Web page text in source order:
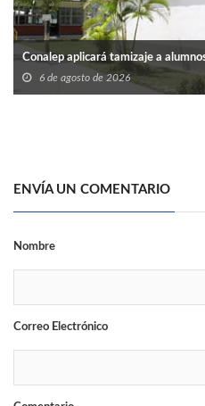
Conalep aplicará tamizaje a
6 de agosto de 2026
ENVÍA UN COMENTARIO
Nombre
Correo Electrónico